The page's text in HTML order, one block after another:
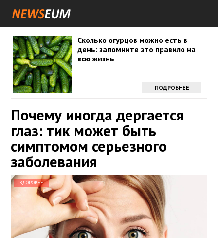
Сколько огурцов можно есть в
день: запомните это правило на
всю жизнь
ПОДРОБНЕЕ
Почему иногда дергается
глаз: тик может быть
симптомом серьезного
заболевания
ЗДОРОВЬЕ